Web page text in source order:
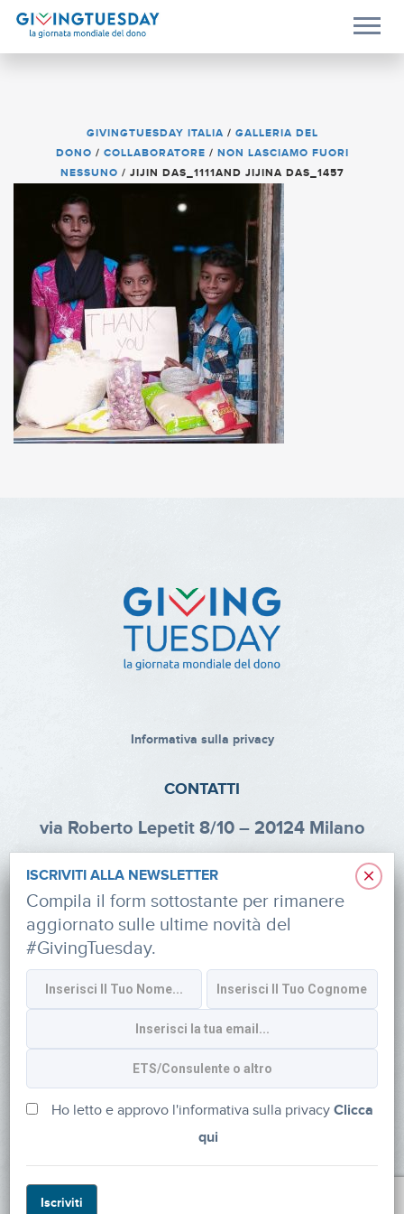
GIVINGTUESDAY ITALIA / GALLERIA DEL
DONO / COLLABORATORE / NON LASCIAMO FUORI
NESSUNO / JIJIN DAS_1111AND JIJINA DAS_1457
Informativa sulla privacy
CONTATTI
via Roberto Lepetit 8/10 – 20124 Milano
Tel: +39 02 47924880
CF: 91374340379
SOCIAL
×
ISCRIVITI ALLA NEWSLETTER
Compila il form sottostante per rimanere
aggiornato sulle ultime novità del
#GivingTuesday.
Ho letto e approvo l'informativa sulla privacyClicca
qui
Iscriviti
Powered by